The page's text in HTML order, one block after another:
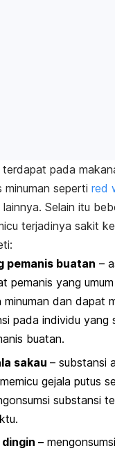
pada
seperti red
Selain itu
terjadinya sakit
pemanis buatan –
pemanis yang
dan dapat
pada individu yang
buatan.
sakau – substansi
gejala putus
substansi
–